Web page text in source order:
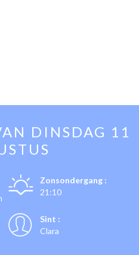
DINSDAG 11
Zonsondergang :
21:10
Sint :
Clara